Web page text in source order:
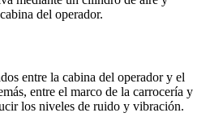
del operador.
entre la cabina del operador y el
entre el marco de la carrocería y
los niveles de ruido y vibración.